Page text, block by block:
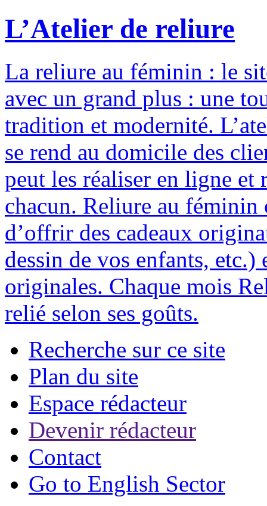
L’Atelier de reliure
La reliure au féminin : le
avec un grand plus : une
tradition et modernité.
se rend au domicile des
peut les réaliser en ligne et
chacun. Reliure au féminin
d’offrir des cadeaux
dessin de vos enfants,
originales. Chaque mois
relié selon ses goûts.
Recherche sur ce site
Plan du site
Espace rédacteur
Devenir rédacteur
Contact
Go to English Sector